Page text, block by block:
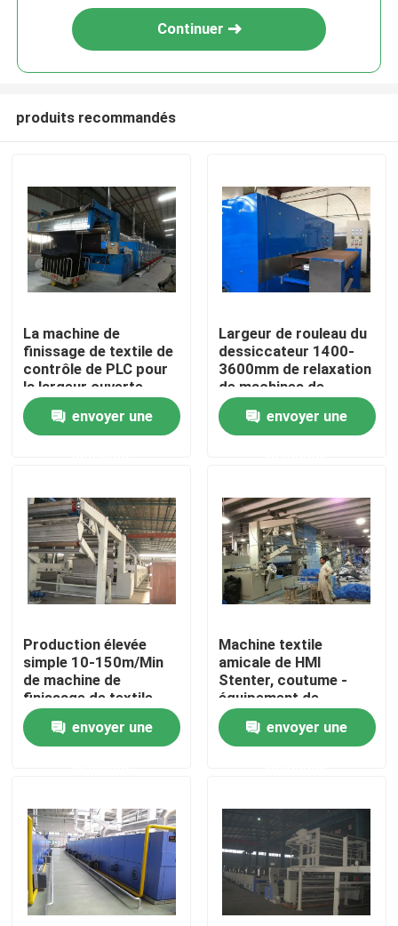
Maison
Au sujet de nous
Visite d'usine
Contrôle de qualité
Contactez-nous
nouvelles
machine de finissage de stenter
stenter d'arrangement de la chaleur
Continuer
produits recommandés
La machine de
finissage de textile de
contrôle de PLC pour
la largeur ouverte
tricote le
textile/tailleur fait sur
commande
envoyer une
Largeur de rouleau du
dessiccateur 1400-
3600mm de relaxation
de machines de
finissage de textile de
revêtementenvoyer une
Production élevée
simple 10-150m/Min
de machine de
finissage de textile
d'opération
envoyer une
Machine textile
amicale de HMI
Stenter, coutume -
équipement de
finissage de textile de
constructionenvoyer une